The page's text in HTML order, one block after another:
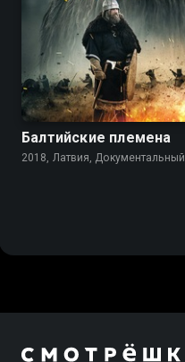
7.0
Балтийские племена
2018, Латвия, Документальный